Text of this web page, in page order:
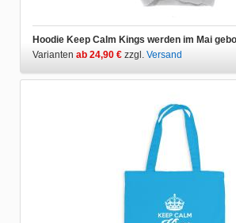
Hoodie Keep Calm Kings werden im Mai
Varianten ab 24,90 € zzgl. Versand